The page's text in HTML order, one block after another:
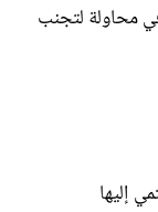
محاولة لتجنب
إليها